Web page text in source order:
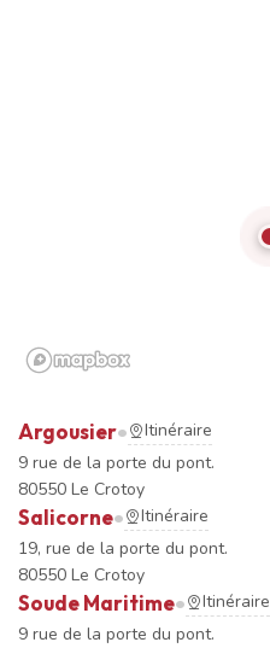
Argousier•
Itinéraire
9 rue de la porte du pont.
80550 Le Crotoy
Salicorne•
Itinéraire
19, rue de la porte du pont.
80550 Le Crotoy
Soude Maritime•
Itinéraire
9 rue de la porte du pont.